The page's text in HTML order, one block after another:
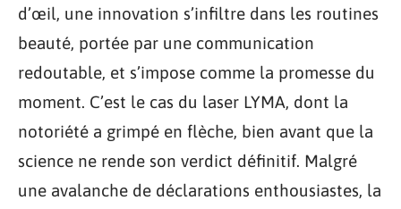
d’œil, une innovation s’infiltre dans les routines
beauté, portée par une communication
redoutable, et s’impose comme la promesse du
moment. C’est le cas du laser LYMA, dont la
notoriété a grimpé en flèche, bien avant que la
science ne rende son verdict définitif. Malgré
une avalanche de déclarations enthousiastes, la